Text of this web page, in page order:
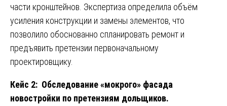
части кронштейнов. Экспертиза определила объём
усиления конструкции и замены элементов, что
позволило обоснованно спланировать ремонт и
предъявить претензии первоначальному
проектировщику.
Кейс 2: Обследование «мокрого» фасада
новостройки по претензиям дольщиков.